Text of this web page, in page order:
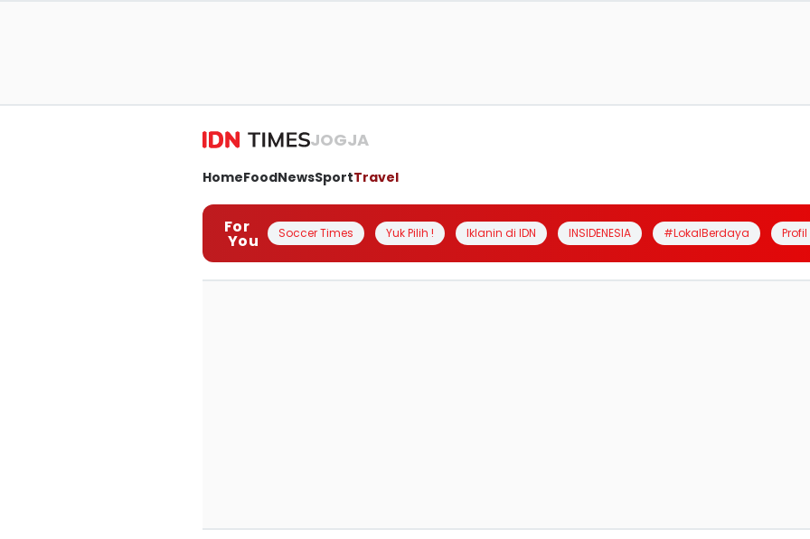
JOGJA
HomeFoodNewsSportTravel
For
You Soccer Times Yuk Pilih ! Iklanin di IDN INSIDENESIA #LokalBerdaya